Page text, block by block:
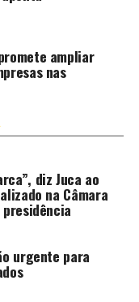
ampliar
nas
diz Juca ao
na Câmara
urgente para